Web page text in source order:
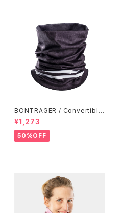
BONTRAGER / Convertible
Neck Gaiter / Black-White
¥1,273
50%OFF